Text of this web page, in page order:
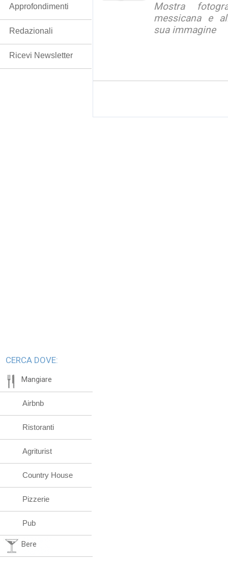
Mostra
messicana e
sua immagine
Approfondimenti
Redazionali
Ricevi Newsletter
CERCA DOVE:
Mangiare
Airbnb
Ristoranti
Agriturist
Country House
Pizzerie
Pub
Bere